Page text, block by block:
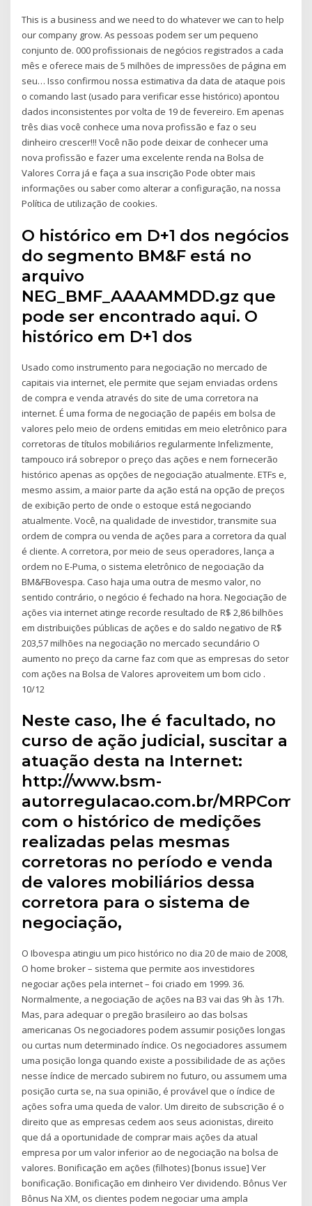
This is a business and we need to do whatever we can to help
our company grow. As pessoas podem ser um pequeno
conjunto de. 000 profissionais de negócios registrados a cada
mês e oferece mais de 5 milhões de impressões de página em
seu… Isso confirmou nossa estimativa da data de ataque pois
o comando last (usado para verificar esse histórico) apontou
dados inconsistentes por volta de 19 de fevereiro. Em apenas
três dias você conhece uma nova profissão e faz o seu
dinheiro crescer!!! Você não pode deixar de conhecer uma
nova profissão e fazer uma excelente renda na Bolsa de
Valores Corra já e faça a sua inscrição Pode obter mais
informações ou saber como alterar a configuração, na nossa
Política de utilização de cookies.
O histórico em D+1 dos negócios
do segmento BM&F está no
arquivo
NEG_BMF_AAAAMMDD.gz que
pode ser encontrado aqui. O
histórico em D+1 dos
Usado como instrumento para negociação no mercado de
capitais via internet, ele permite que sejam enviadas ordens
de compra e venda através do site de uma corretora na
internet. É uma forma de negociação de papéis em bolsa de
valores pelo meio de ordens emitidas em meio eletrônico para
corretoras de títulos mobiliários regularmente Infelizmente,
tampouco irá sobrepor o preço das ações e nem fornecerão
histórico apenas as opções de negociação atualmente. ETFs e,
mesmo assim, a maior parte da ação está na opção de preços
de exibição perto de onde o estoque está negociando
atualmente. Você, na qualidade de investidor, transmite sua
ordem de compra ou venda de ações para a corretora da qual
é cliente. A corretora, por meio de seus operadores, lança a
ordem no E-Puma, o sistema eletrônico de negociação da
BM&FBovespa. Caso haja uma outra de mesmo valor, no
sentido contrário, o negócio é fechado na hora. Negociação de
ações via internet atinge recorde resultado de R$ 2,86 bilhões
em distribuições públicas de ações e do saldo negativo de R$
203,57 milhões na negociação no mercado secundário O
aumento no preço da carne faz com que as empresas do setor
com ações na Bolsa de Valores aproveitem um bom ciclo .
10/12
Neste caso, lhe é facultado, no
curso de ação judicial, suscitar a
atuação desta na Internet:
http://www.bsm-
autorregulacao.com.br/
com o histórico de medições
realizadas pelas mesmas
corretoras no período e venda
de valores mobiliários dessa
corretora para o sistema de
negociação,
O Ibovespa atingiu um pico histórico no dia 20 de maio de 2008,
O home broker – sistema que permite aos investidores
negociar ações pela internet – foi criado em 1999. 36.
Normalmente, a negociação de ações na B3 vai das 9h às 17h.
Mas, para adequar o pregão brasileiro ao das bolsas
americanas Os negociadores podem assumir posições longas
ou curtas num determinado índice. Os negociadores assumem
uma posição longa quando existe a possibilidade de as ações
nesse índice de mercado subirem no futuro, ou assumem uma
posição curta se, na sua opinião, é provável que o índice de
ações sofra uma queda de valor. Um direito de subscrição é o
direito que as empresas cedem aos seus acionistas, direito
que dá a oportunidade de comprar mais ações da atual
empresa por um valor inferior ao de negociação na bolsa de
valores. Bonificação em ações (filhotes) [bonus issue] Ver
bonificação. Bonificação em dinheiro Ver dividendo. Bônus Ver
Bônus Na XM, os clientes podem negociar uma ampla